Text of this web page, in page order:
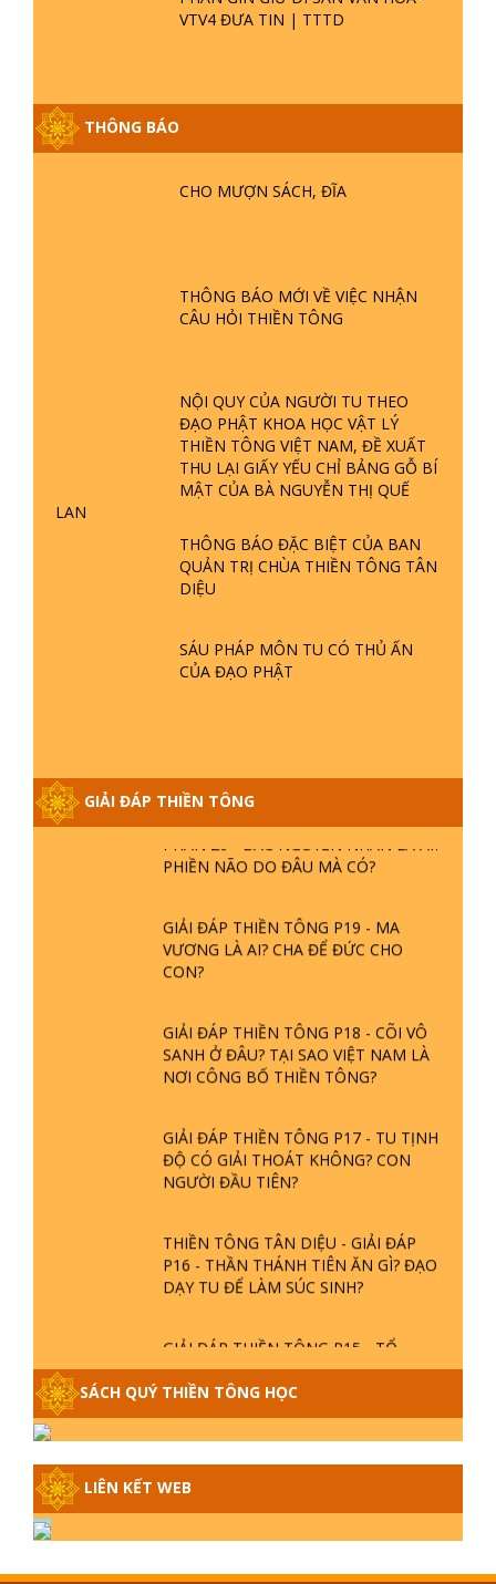
VTV4 ĐƯA TIN | TTTD
THÔNG BÁO
CHO MƯỢN SÁCH, ĐĨA
THÔNG BÁO MỚI VỀ VIỆC NHẬN
CÂU HỎI THIỀN TÔNG
NỘI QUY CỦA NGƯỜI TU THEO
ĐẠO PHẬT KHOA HỌC VẬT LÝ
THIỀN TÔNG VIỆT NAM, ĐỀ XUẤT
THU LẠI GIẤY YẾU CHỈ BẢNG GỖ BÍ
MẬT CỦA BÀ NGUYỄN THỊ QUẾ
LAN
THÔNG BÁO ĐẶC BIỆT CỦA BAN
QUẢN TRỊ CHÙA THIỀN TÔNG TÂN
DIỆU
SÁU PHÁP MÔN TU CÓ THỦ ẤN
CỦA ĐẠO PHẬT
GIẢI ĐÁP THIỀN TÔNG
GIẢI ĐÁP ĐẶC BIỆT P25 - SUỐT 49
NĂM PHẬT KHÔNG NÓI? HỘI LONG
GIẢI ĐÁP ĐẶC BIỆT P24 - TÁNH PHẬT
ĐƯỢC HÌNH THÀNH NHƯ THẾ NÀO?
GIẢI ĐÁP ĐẶC BIỆT P23 - THIÊN
ĐÀNG Ở ĐÂU? ĐỊA NGỤC Ở ĐÂU?
ĐỨC CHÚA TRỜI LÀ AI? QUỶ SA
TĂNG? | TTTD
GIẢI ĐÁP THIỀN TÔNG ĐẶC BIỆT P22
- LŨ LỤT - HỎA HOẠN | TTTD
BƯỚC TRÊN HOA SEN ? | TTTD
PHIỀN NÃO DO ĐÂU MÀ CÓ?
GIẢI ĐÁP THIỀN TÔNG P19 - MA
VƯƠNG LÀ AI? CHA ĐỂ ĐỨC CHO
CON?
GIẢI ĐÁP THIỀN TÔNG P18 - CÕI VÔ
SANH Ở ĐÂU? TẠI SAO VIỆT NAM LÀ
NƠI CÔNG BỐ THIỀN TÔNG?
GIẢI ĐÁP THIỀN TÔNG P17 - TU TỊNH
ĐỘ CÓ GIẢI THOÁT KHÔNG? CON
NGƯỜI ĐẦU TIÊN?
THIỀN TÔNG TÂN DIỆU - GIẢI ĐÁP
P16 - THẦN THÁNH TIÊN ĂN GÌ? ĐẠO
DẠY TU ĐỂ LÀM SÚC SINH?
GIẢI ĐÁP THIỀN TÔNG P15 - TỔ
CHỨC LOÀI CÔ HỒN - GIÁO LÝ ĐẠO
PHẬT KHI NÀO XUẤT BẢN
GIẢI ĐÁP THIỀN TÔNG ĐẶC BIỆT -
P14 - NGUỒN GỐC ÂM LỊCH DƯƠNG
LỊCH - TẦNG BÌNH LƯU LỚN ĐẾN
ĐÂU
P13 - CON NGƯỜI TU THÀNH PHẬT
SÁCH QUÝ THIỀN TÔNG HỌC
LIÊN KẾT WEB